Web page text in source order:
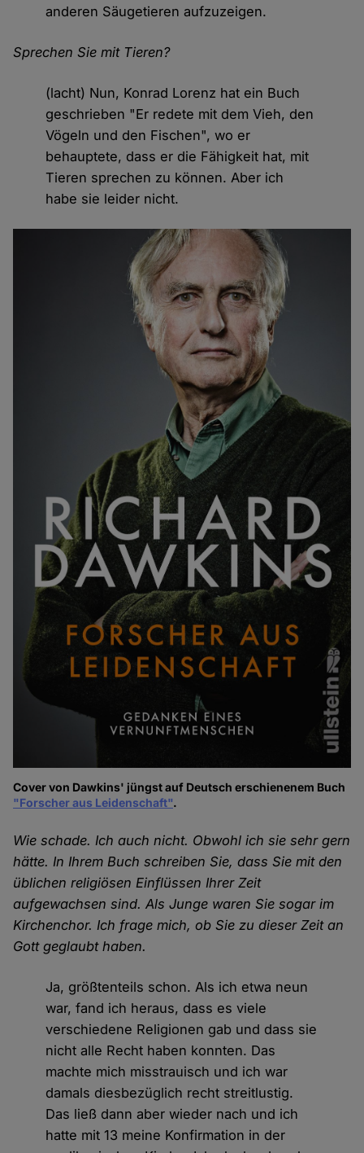
anderen Säugetieren aufzuzeigen.
Sprechen Sie mit Tieren?
(lacht) Nun, Konrad Lorenz hat ein Buch
geschrieben "Er redete mit dem Vieh, den
Vögeln und den Fischen", wo er
behauptete, dass er die Fähigkeit hat, mit
Tieren sprechen zu können. Aber ich
habe sie leider nicht.
Cover von Dawkins' jüngst auf Deutsch erschienenem Buch
"Forscher aus Leidenschaft".
Wie schade. Ich auch nicht. Obwohl ich sie sehr gern
hätte. In Ihrem Buch schreiben Sie, dass Sie mit den
üblichen religiösen Einflüssen Ihrer Zeit
aufgewachsen sind. Als Junge waren Sie sogar im
Kirchenchor. Ich frage mich, ob Sie zu dieser Zeit an
Gott geglaubt haben.
Ja, größtenteils schon. Als ich etwa neun
war, fand ich heraus, dass es viele
verschiedene Religionen gab und dass sie
nicht alle Recht haben konnten. Das
machte mich misstrauisch und ich war
damals diesbezüglich recht streitlustig.
Das ließ dann aber wieder nach und ich
hatte mit 13 meine Konfirmation in der